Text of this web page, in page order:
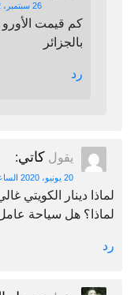
26 سبتمبر، 2022 الساعة 10:48 ص
كم قيمت
بالجزائر
رد
يقول كاتي:
20 يونيو، 2020 الساعة 5:20 م
لماذا دينار الكويتي
لماذا؟ هل سياحة
رد